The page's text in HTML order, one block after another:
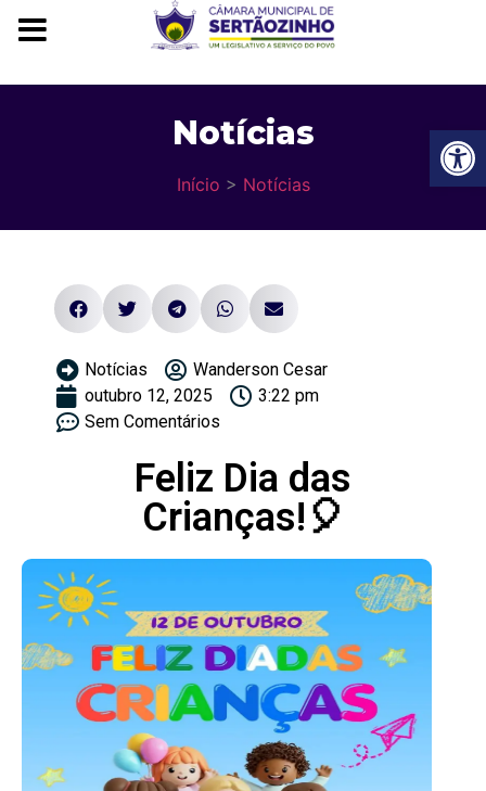
Notícias
Início > Notícias
Notícias
Wanderson Cesar
outubro 12, 2025
3:22 pm
Sem Comentários
Feliz Dia das
Crianças!🎈